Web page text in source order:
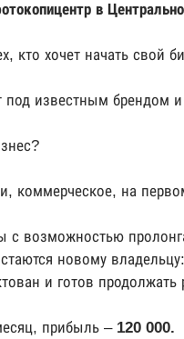
в
кто хочет начать свой
известным брендом
коммерческое, на
с возможностью
новому
и готов продолжать
прибыль –120 000.